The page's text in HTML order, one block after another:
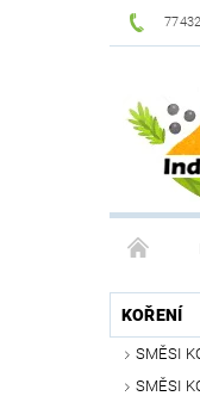
KOŘENÍ
SMĚSI
SMĚSI